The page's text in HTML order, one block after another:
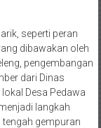
seperti peran
dibawakan oleh
pengembangan
dari Dinas
Desa Pedawa
langkah
gempuran